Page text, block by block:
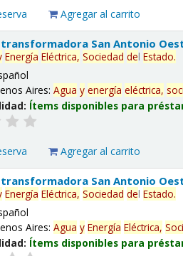
Agregar al carrito
San Antonio
Energía Eléctrica, Sociedad delEstado.
Aires:Agua y energía eléctrica,
Ítems disponibles para
Agregar al carrito
San Antonio
Energía Eléctrica, Sociedad delEstado.
Aires:Agua y Energía Eléctrica,
Ítems disponibles para